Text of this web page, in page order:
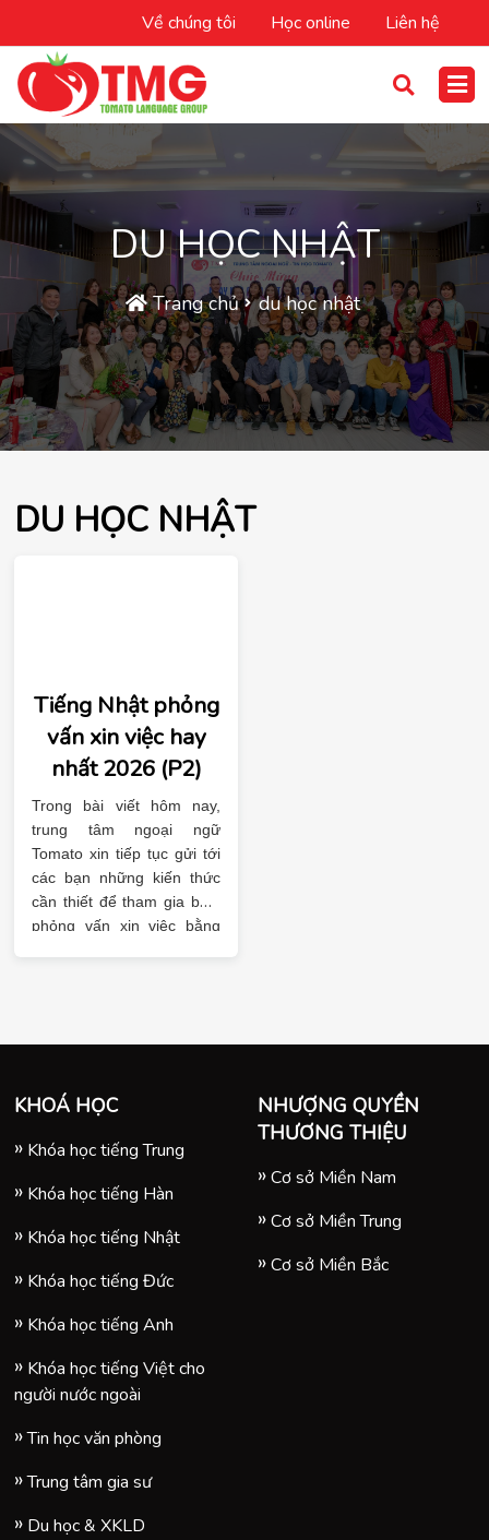
Về chúng tôi Học online Liên hệ
DU HỌC NHẬT
Trang chủ du học nhật
DU HỌC NHẬT
Tiếng Nhật phỏng
vấn xin việc hay
nhất 2026 (P2)
Trong bài viết hôm nay,
trung tâm ngoại ngữ
Tomato xin tiếp tục gửi tới
các bạn những kiến thức
cần thiết để tham gia buổi
phỏng vấn xin việc bằng
KHOÁ HỌC
Khóa học tiếng Trung
Khóa học tiếng Hàn
Khóa học tiếng Nhật
Khóa học tiếng Đức
Khóa học tiếng Anh
Khóa học tiếng Việt cho
người nước ngoài
Tin học văn phòng
Trung tâm gia sư
Du học & XKLD
NHƯỢNG QUYỀN
THƯƠNG THIỆU
Cơ sở Miền Nam
Cơ sở Miền Trung
Cơ sở Miền Bắc